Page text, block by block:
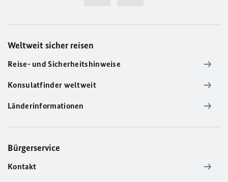
Weltweit sicher reisen
Reise- und Sicherheitshinweise
Konsulatfinder weltweit
Länderinformationen
Bürgerservice
Kontakt